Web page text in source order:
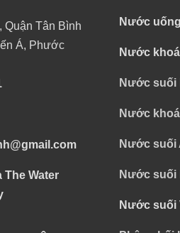
Quận Tân Bình
Á, Phước
Water
Nước
Nước
Nước suối
Nước
Nước suối
Nước suối
Nước suối